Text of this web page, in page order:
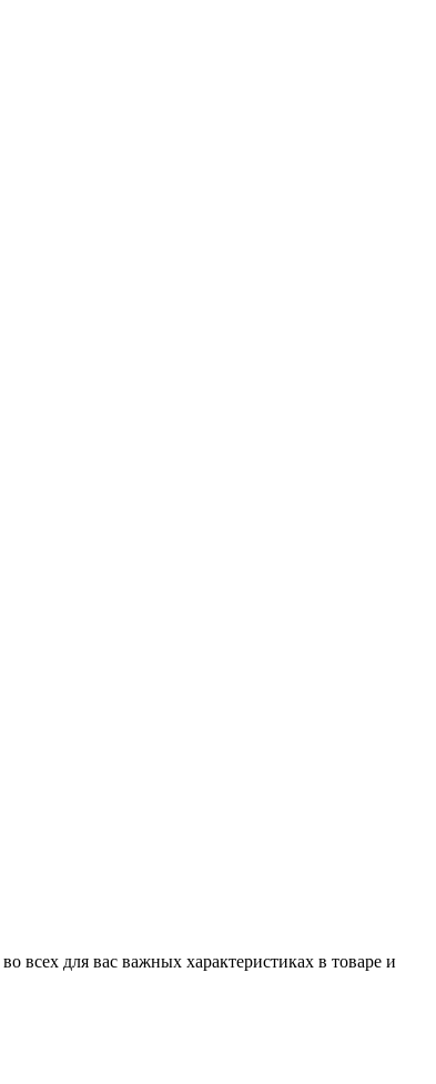
всех для вас важных характеристиках в товаре и